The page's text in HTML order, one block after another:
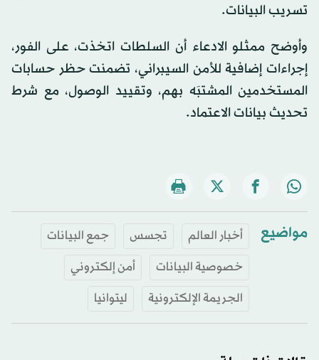
تسريب البيانات.
وأوضح ممثلو الادعاء أن السلطات اتخذت، على الفور،
إجراءات إضافية للأمن السيبراني، تضمنت حظر حسابات
المستخدمين المشتبَه بهم، وتقييد الوصول، مع شرط
تحديث بيانات الاعتماد.
مواضيع أخبار العالم تجسس
جمع البيانات
خصوصية البيانات
أمن إلكتروني
الجريمة الإلكترونية
ليتوانيا